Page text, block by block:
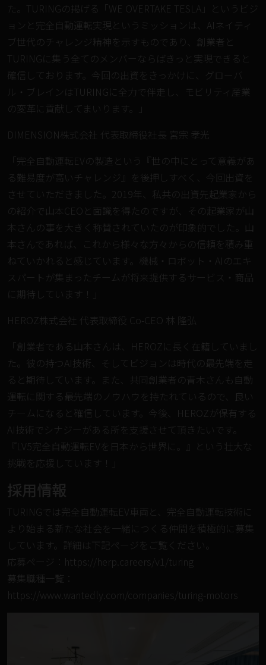
た。TURINGの掲げる「WE OVERTAKE TESLA」というビジ
ョンと完全自動運転実現というミッションは、AIネイティ
ブ世代のチャレンジ精神を示すものであり、創業者と
TURINGに集う全てのメンバーならばきっと実現できると
確信しております。今回の出資をきっかけに、グローバ
ル・ブレインはTURINGに全力で伴走し、モビリティ産業
の変革に貢献してまいります。」
DIMENSION株式会社 代表取締役社長 宮宗 孝光
「完全自動運転EVの製造という『世の中にとって意義があ
る難易度が高いチャレンジ』を後押しすべく、今回出資を
させていただきました。2019年、私共の出資先起業家から
の紹介で山本CEOと面識を得たのですが、その起業家が山
本さんの事を大きく称賛されていたのが印象的でした。山
本さんであれば、これから様々な方々からの信頼を積み重
ねていかれると感じています。機械・ロボット・AIのエキ
スパートが集まったチームが将来提供するサービス・商品
に期待しています！」
HEROZ株式会社 代表取締役 Co-CEO 林 隆弘
「創業者である山本さんは、HEROZに長く在籍していまし
た。彼の持つAI技術、そしてビジョンは時代の最先端を走
ると期待しています。また、共同創業者の青木さんも自動
運転に関する最先端のノウハウを持たれているので、良い
チームになると確信しています。今後、HEROZが保有する
AI技術でシナジーがある所を支援させて頂きたいです。
『LV5完全自動運転EVを日本から世界に。』という壮大な
挑戦を応援しています！」
採用情報
TURINGでは完全自動運転EV車両と、完全自動運転技術に
より始まる新たな社会を一緒につくる仲間を積極的に募集
しています。詳細は下記ページをご覧ください。
応募ページ： https://herp.careers/v1/turing
募集職種一覧：
https://www.wantedly.com/companies/turing-motors